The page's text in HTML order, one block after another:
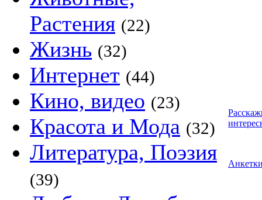
Растения (22)
Жизнь (32)
Интернет (44)
Кино, видео (23)
Красота и Мода (32)
Литература, Поэзия
(39)